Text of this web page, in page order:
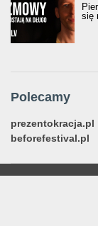
się
Polecamy
prezentokracja.pl
beforefestival.pl